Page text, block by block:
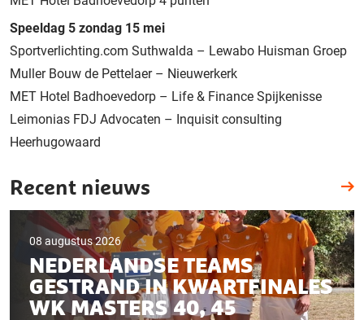
Speeldag 5 zondag 15 mei
Sportverlichting.com Suthwalda – Lewabo Huisman Groep
Muller Bouw de Pettelaer – Nieuwerkerk
MET Hotel Badhoevedorp – Life & Finance Spijkenisse
Leimonias FDJ Advocaten – Inquisit consulting
Heerhugowaard
Recent nieuws
08 augustus 2026
NEDERLANDSE TEAMS
GESTRAND IN KWARTFINALES
WK MASTERS 40, 45